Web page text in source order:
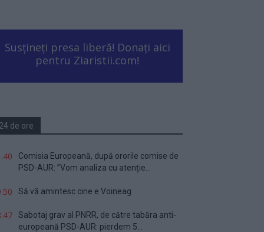
Susțineți presa liberă! Donați aici
pentru Ziaristii.com!
24 de ore
Comisia Europeană, după ororile comise de
PSD-AUR: ”Vom analiza cu atenție...
Să vă amintesc cine e Voineag
Sabotaj grav al PNRR, de către tabăra anti-
europeană PSD-AUR: pierdem 5...